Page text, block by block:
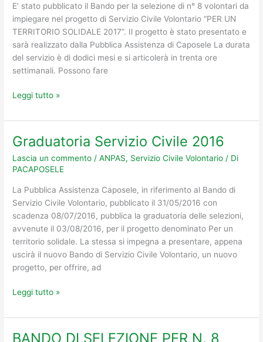
E’ stato pubblicato il Bando per la selezione di n° 8 volontari da
impiegare nel progetto di Servizio Civile Volontario “PER UN
TERRITORIO SOLIDALE 2017”. Il progetto è stato presentato e
sarà realizzato dalla Pubblica Assistenza di Caposele La durata
del servizio è di dodici mesi e si articolerà in trenta ore
settimanali. Possono fare
IN
SERVIZIO
CIVILE
VOLONTARIO
2017
Leggi tutto »
Graduatoria Servizio Civile 2016
Lascia un commento /ANPAS, Servizio Civile Volontario / Di
PACAPOSELE
La Pubblica Assistenza Caposele, in riferimento al Bando di
Servizio Civile Volontario, pubblicato il 31/05/2016 con
scadenza 08/07/2016, pubblica la graduatoria delle selezioni,
avvenute il 03/08/2016, per il progetto denominato Per un
territorio solidale. La stessa si impegna a presentare, appena
uscirà il nuovo Bando di Servizio Civile Volontario, un nuovo
progetto, per offrire, ad
Graduatoria
Civile
Leggi tutto »
BANDO DI SELEZIONE PER N. 8
BANDO